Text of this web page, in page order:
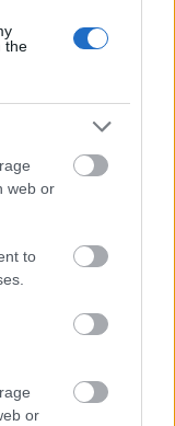
the
web or
to
or
-
túl sok – se túl
stresszel járó